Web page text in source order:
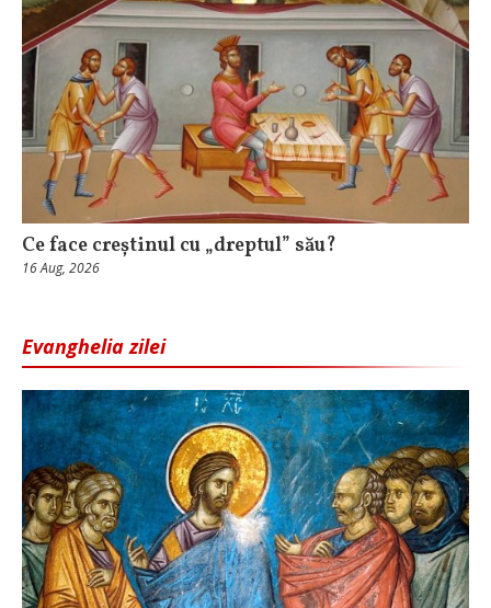
Ce face creștinul cu „dreptul” său?
16 Aug, 2026
Evanghelia zilei